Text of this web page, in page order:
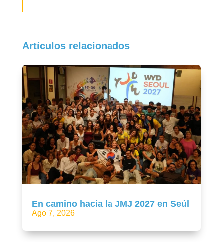
Artículos relacionados
En camino hacia la JMJ 2027 en Seúl
Ago 7, 2026